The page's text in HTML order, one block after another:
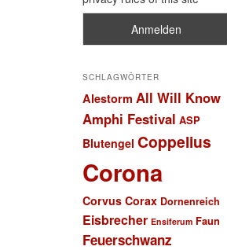
SCHLAGWÖRTER
Alestorm All Will Know
Amphi Festival ASP
Blutengel Coppelius
Corona
Corvus Corax Dornenreich
Eisbrecher Ensiferum Faun
Feuerschwanz